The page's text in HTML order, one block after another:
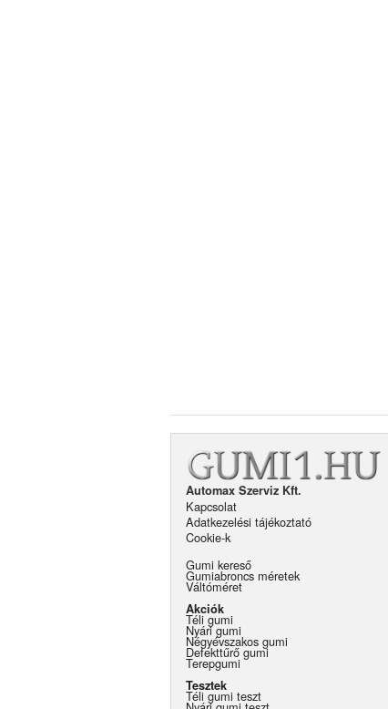
Automax Szerviz Kft.
Kapcsolat
Adatkezelési tájékoztató
Cookie-k
Gumi kereső
Gumiabroncs méretek
Váltóméret
Akciók
Téli gumi
Nyári gumi
Négyévszakos gumi
Defekttűrő gumi
Terepgumi
Tesztek
Téli gumi teszt